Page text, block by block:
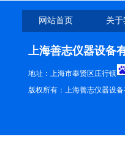
网站首页 关
上海善志仪器设备
地址：上海市奉贤区庄行镇
版权所有：上海善志仪器设